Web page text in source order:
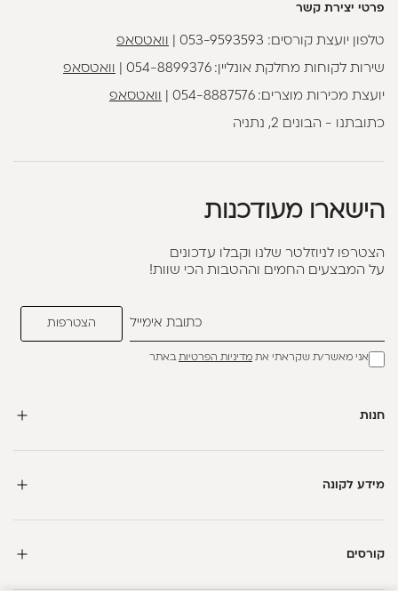
פרטי יצירת קשר
טלפון יועצת קורסים: 053-9593593 וואטסאפ
שירות לקוחות מחלקת אונליין:054-8899376 וואטסאפ
יועצת מכירות מוצרים:054-8887576 וואטסאפ
כתובתנו - הבונים 2, נתניה
הישארו מעודכנות
הצטרפו לניוזלטר שלנו וקבלו עדכונים
על המבצעים החמים וההטבות הכי שוות!
אני מאשר/ת שקראתי את מדיניות הפרטיותבאתר
חנות
מידע לקונה
קורסים